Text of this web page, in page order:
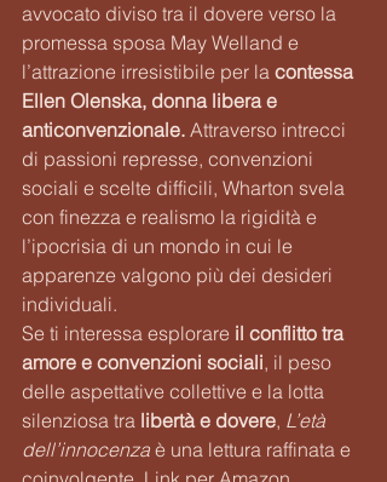
avvocato diviso tra il dovere verso la
promessa sposa May Welland e
l’attrazione irresistibile per la contessa
Ellen Olenska, donna libera e
anticonvenzionale. Attraverso intrecci
di passioni represse, convenzioni
sociali e scelte difficili, Wharton svela
con finezza e realismo la rigidità e
l’ipocrisia di un mondo in cui le
apparenze valgono più dei desideri
individuali.
Se ti interessa esplorare il conflitto tra
amore e convenzioni sociali, il peso
delle aspettative collettive e la lotta
silenziosa tra libertà e dovere, L’età
dell’innocenza è una lettura raffinata e